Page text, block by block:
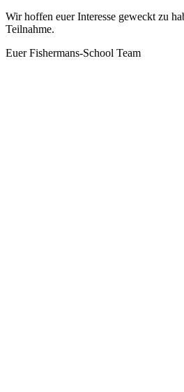
Wir hoffen euer Interesse geweckt zu
Teilnahme.
Euer Fishermans-School Team